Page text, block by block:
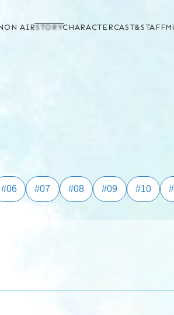
ON AIRSTORYCHARACTERCAST&STAFF
#06 #07 #08 #09 #10